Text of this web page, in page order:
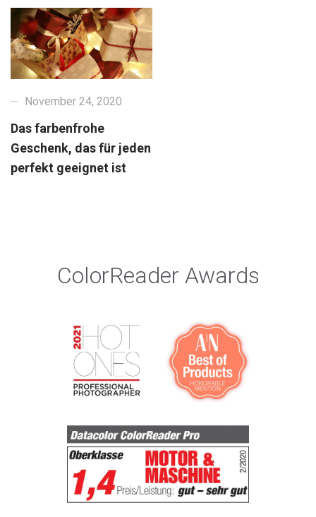
November 24, 2020
Das farbenfrohe
Geschenk, das für jeden
perfekt geeignet ist
ColorReader Awards